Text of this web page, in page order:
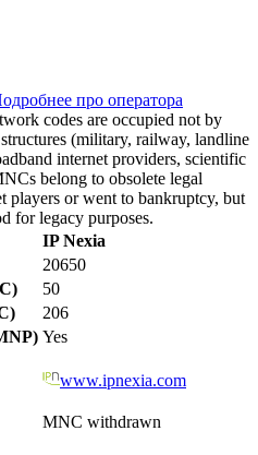
про оператора
codes are occupied not by
(military, railway, landline
internet providers, scientific
belong to obsolete legal
players or went to bankruptcy, but
for legacy purposes.
IP Nexia
20650
50
206
Yes
www.ipnexia.com
MNC withdrawn